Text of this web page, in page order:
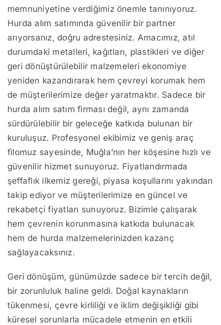
memnuniyetine verdiğimiz önemle tanınıyoruz.
Hurda alım satımında güvenilir bir partner
arıyorsanız, doğru adrestesiniz. Amacımız, atıl
durumdaki metalleri, kağıtları, plastikleri ve diğer
geri dönüştürülebilir malzemeleri ekonomiye
yeniden kazandırarak hem çevreyi korumak hem
de müşterilerimize değer yaratmaktır. Sadece bir
hurda alım satım firması değil, aynı zamanda
sürdürülebilir bir geleceğe katkıda bulunan bir
kuruluşuz. Profesyonel ekibimiz ve geniş araç
filomuz sayesinde, Muğla’nın her köşesine hızlı ve
güvenilir hizmet sunuyoruz. Fiyatlandırmada
şeffaflık ilkemiz gereği, piyasa koşullarını yakından
takip ediyor ve müşterilerimize en güncel ve
rekabetçi fiyatları sunuyoruz. Bizimle çalışarak
hem çevrenin korunmasına katkıda bulunacak
hem de hurda malzemelerinizden kazanç
sağlayacaksınız.
Geri dönüşüm, günümüzde sadece bir tercih değil,
bir zorunluluk haline geldi. Doğal kaynakların
tükenmesi, çevre kirliliği ve iklim değişikliği gibi
küresel sorunlarla mücadele etmenin en etkili